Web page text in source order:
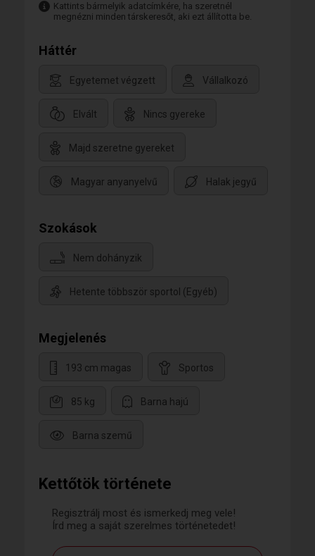
Kettőtök története
Regisztrálj most és ismerkedj meg vele!
Írd meg a saját szerelmes történetedet!
Kattints bármelyik adatcímkére, ha szeretnél
megnézni minden társkeresőt, aki ezt állította be.
Háttér
Egyetemet végzett Vállalkozó
Elvált Nincs gyereke
Majd szeretne gyereket
Magyar anyanyelvű Halak jegyű
Szokások
Nem dohányzik
Hetente többször sportol (Egyéb)
Megjelenés
193 cm magas Sportos
85 kg Barna hajú
Barna szemű